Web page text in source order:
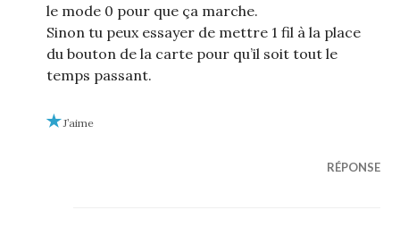
le mode 0 pour que ça marche.
Sinon tu peux essayer de mettre 1 fil à la place
du bouton de la carte pour qu’il soit tout le
temps passant.
J’aime
RÉPONSE